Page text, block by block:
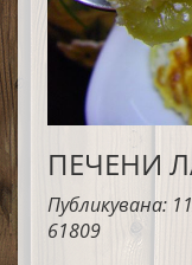
ПЕЧЕНИ
Публикувана:
61809